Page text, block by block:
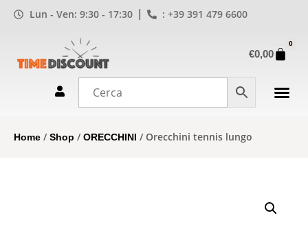
Lun - Ven: 9:30 - 17:30 : +39 391 479 6600
€0,00
0
Home /Shop /ORECCHINI / Orecchini tennis lungo